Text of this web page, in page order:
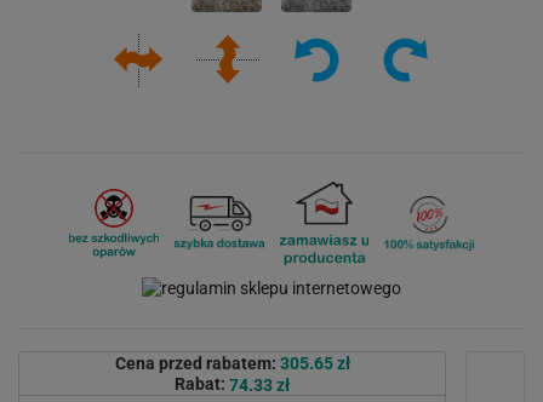
Cena przed rabatem: 305.65 zł
Rabat: 74.33 zł